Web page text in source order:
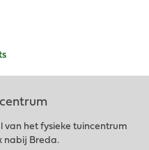
van het fysieke tuincentrum
nabij Breda.